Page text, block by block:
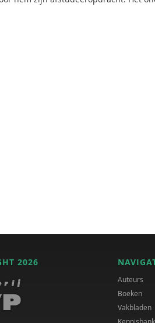
2026
Auteurs
Boeken
Vakbladen